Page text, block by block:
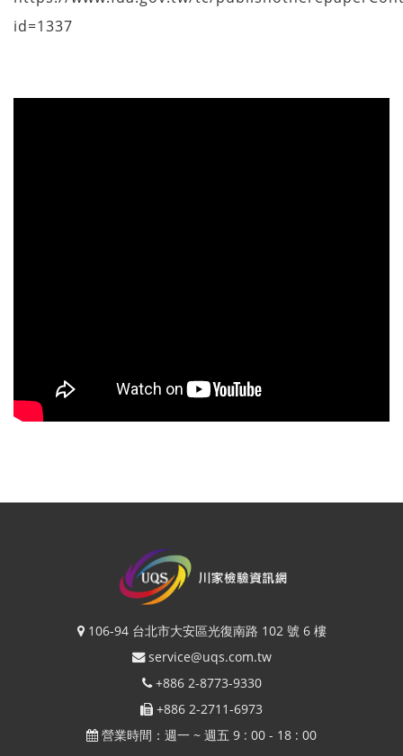
id=1337
106-94 台北市大安區光復南路 102 號 6 樓
service@uqs.com.tw
+886 2-8773-9330
+886 2-2711-6973
營業時間：週一 ~ 週五 9 : 00 - 18 : 00